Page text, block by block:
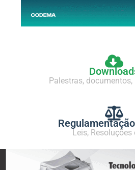
Palestras,
Leis, Resoluções